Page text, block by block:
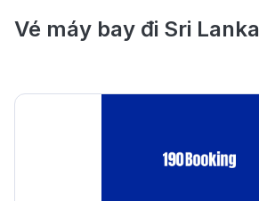
Vé máy bay đi Sri Lanka